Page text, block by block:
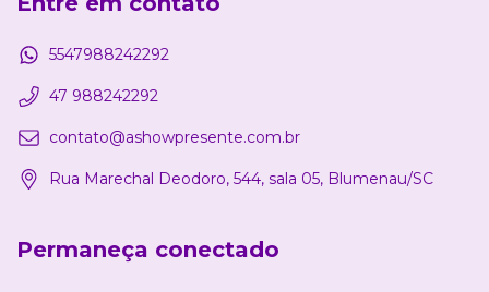
5547988242292
47 988242292
contato@ashowpresente.com.br
Rua Marechal Deodoro, 544, sala 05, Blumenau/SC
Permaneça conectado